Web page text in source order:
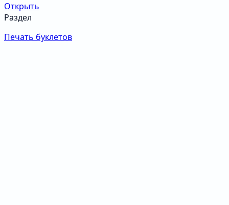
Открыть
Раздел
Печать буклетов